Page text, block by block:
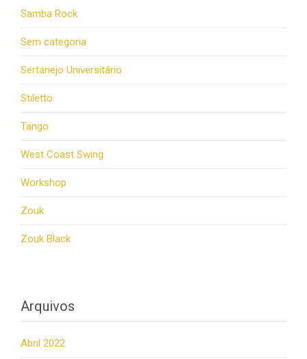
Samba Rock
Sem categoria
Sertanejo Universitário
Stiletto
Tango
West Coast Swing
Workshop
Zouk
Zouk Black
Arquivos
Abril 2022